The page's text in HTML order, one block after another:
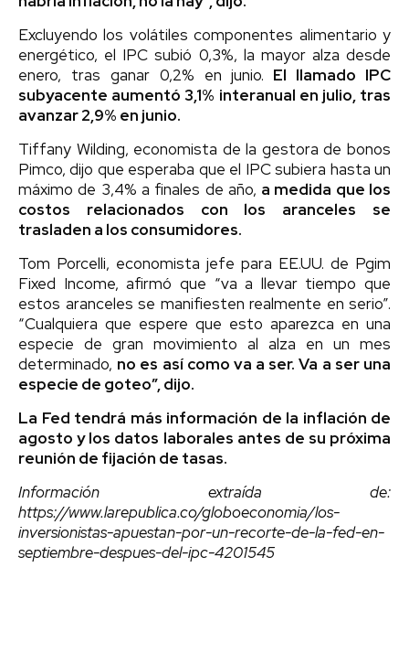
Excluyendo los volátiles componentes alimentario y
energético, el IPC subió 0,3%, la mayor alza desde
enero, tras ganar 0,2% en junio. El llamado IPC
subyacente aumentó 3,1% interanual en julio, tras
avanzar 2,9% en junio.
Tiffany Wilding, economista de la gestora de bonos
Pimco, dijo que esperaba que el IPC subiera hasta un
máximo de 3,4% a finales de año, a medida que los
costos relacionados con los aranceles se
trasladen a los consumidores.
Tom Porcelli, economista jefe para EE.UU. de Pgim
Fixed Income, afirmó que “va a llevar tiempo que
estos aranceles se manifiesten realmente en serio”.
“Cualquiera que espere que esto aparezca en una
especie de gran movimiento al alza en un mes
determinado, no es así como va a ser. Va a ser una
especie de goteo”, dijo.
La Fed tendrá más información de la inflación de
agosto y los datos laborales antes de su próxima
reunión de fijación de tasas.
Información extraída de:
https://www.larepublica.co/globoeconomia/los-
inversionistas-apuestan-por-un-recorte-de-la-fed-en-
septiembre-despues-del-ipc-4201545